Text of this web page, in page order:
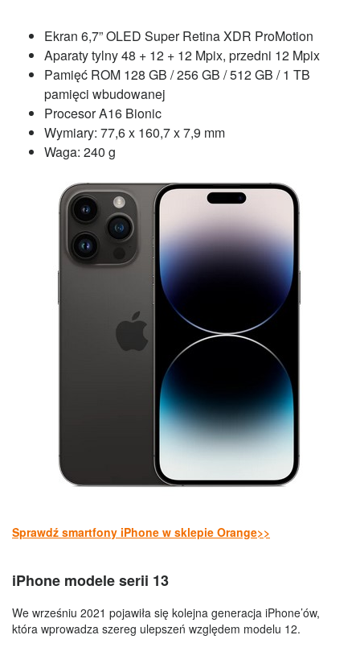
Ekran 6,7” OLED Super Retina XDR ProMotion
Aparaty tylny 48 + 12 + 12 Mpix, przedni 12 Mpix
Pamięć ROM 128 GB / 256 GB / 512 GB / 1 TB
pamięci wbudowanej
Procesor A16 Bionic
Wymiary: 77,6 x 160,7 x 7,9 mm
Waga: 240 g
Sprawdź smartfony iPhone w sklepie Orange>>
iPhone modele serii 13
We wrześniu 2021 pojawiła się kolejna generacja iPhone’ów,
która wprowadza szereg ulepszeń względem modelu 12.